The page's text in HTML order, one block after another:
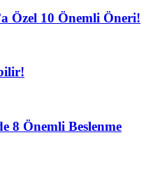
Özel 10 Önemli Öneri!
8 Önemli Beslenme